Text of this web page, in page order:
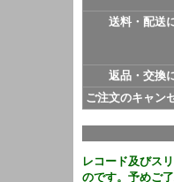
送料・配送
返品・交換
ご注文のキャン
レコード及びス
のです。予めご了